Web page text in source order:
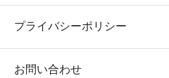
プライバシーポリシー
お問い合わせ